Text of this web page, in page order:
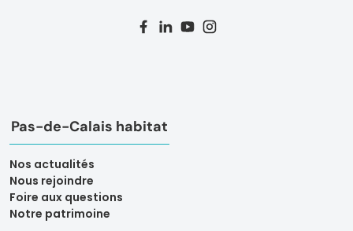
Pas-de-Calais habitat
Nos actualités
Nous rejoindre
Foire aux questions
Notre patrimoine